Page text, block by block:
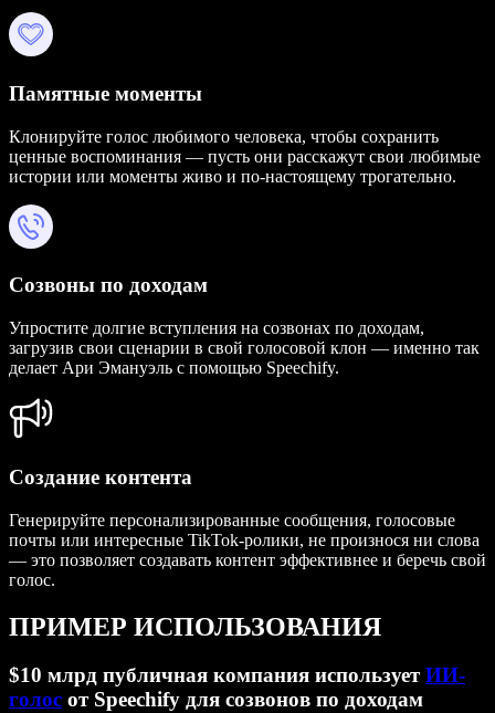
Памятные моменты
Клонируйте голос любимого человека, чтобы сохранить
ценные воспоминания — пусть они расскажут свои любимые
истории или моменты живо и по-настоящему трогательно.
Созвоны по доходам
Упростите долгие вступления на созвонах по доходам,
загрузив свои сценарии в свой голосовой клон — именно так
делает Ари Эмануэль с помощью Speechify.
Создание контента
Генерируйте персонализированные сообщения, голосовые
почты или интересные TikTok-ролики, не произнося ни слова
— это позволяет создавать контент эффективнее и беречь свой
голос.
ПРИМЕР ИСПОЛЬЗОВАНИЯ
$10 млрд публичная компания используетИИ-
голос от Speechify для созвонов по доходам